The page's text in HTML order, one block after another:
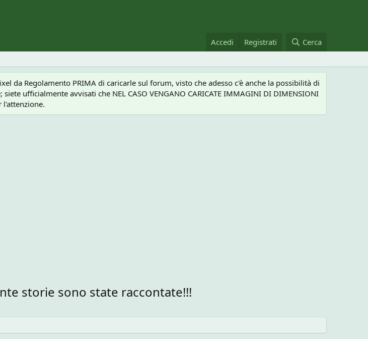
Accedi Registrati Cerca
da Regolamento PRIMA di caricarle sul forum, visto che adesso c'è anche la possibilità di
ufficialmente avvisati che NEL CASO VENGANO CARICATE IMMAGINI DI DIMENSIONI
l'attenzione.
storie sono state raccontate!!!